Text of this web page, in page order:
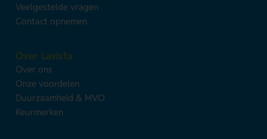
Veelgestelde vragen
Contact opnemen
Over Lavista
Over ons
Onze voordelen
Duurzaamheid & MVO
Keurmerken